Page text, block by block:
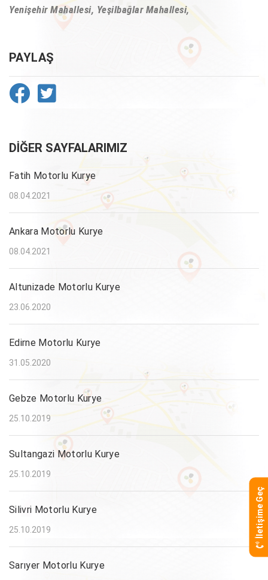
İletişime Geç
Yenişehir Mahallesi, Yeşilbağlar Mahallesi,
PAYLAŞ
DIĞER SAYFALARIMIZ
Fatih Motorlu Kurye
08.04.2021
Ankara Motorlu Kurye
08.04.2021
Altunizade Motorlu Kurye
23.06.2020
Edirne Motorlu Kurye
31.05.2020
Gebze Motorlu Kurye
25.10.2019
Sultangazi Motorlu Kurye
25.10.2019
Silivri Motorlu Kurye
25.10.2019
Sarıyer Motorlu Kurye